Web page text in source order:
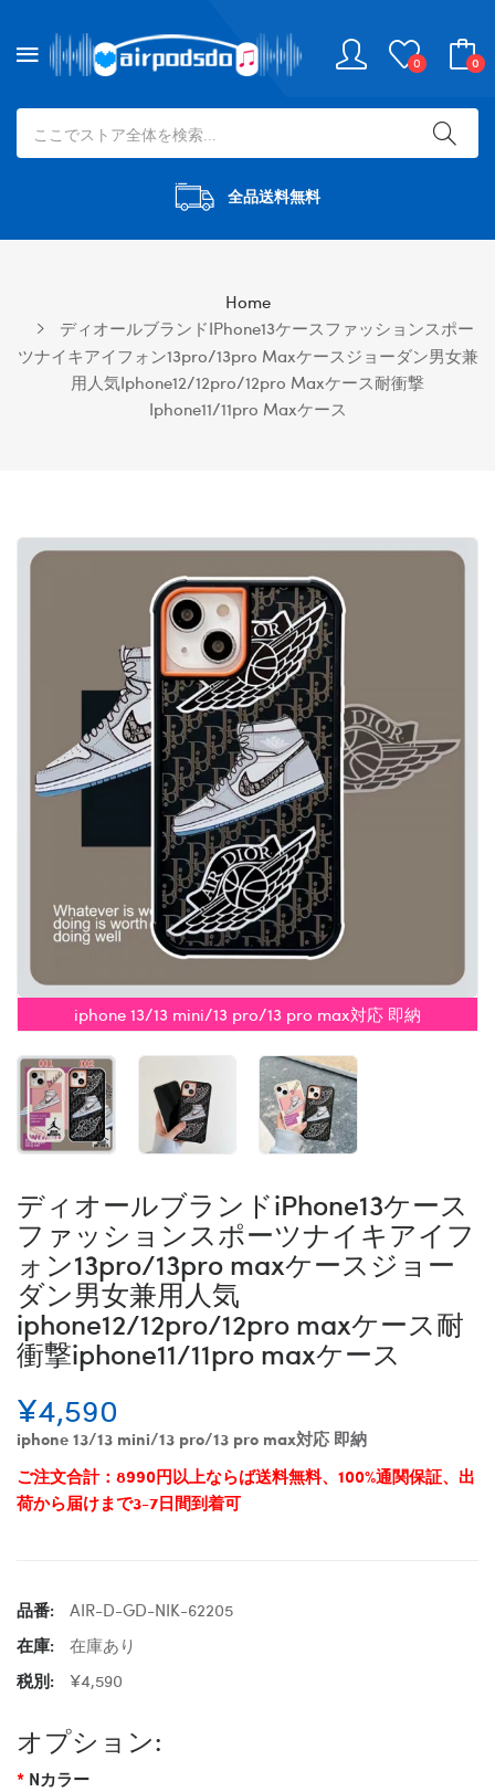
0 0
全品送料無料
Home
ディオールブランドiPhone13ケースファッションスポー
ツナイキアイフォン13pro/13pro Maxケースジョーダン男女兼
用人気iphone12/12pro/12pro Maxケース耐衝撃
Iphone11/11pro Maxケース
iphone 13/13 mini/13 pro/13 pro max対応 即納
ディオールブランドiPhone13ケース
ファッションスポーツナイキアイフ
ォン13pro/13pro maxケースジョー
ダン男女兼用人気
iphone12/12pro/12pro maxケース耐
衝撃iphone11/11pro maxケース
¥4,590
iphone 13/13 mini/13 pro/13 pro max対応 即納
ご注文合計：8990円以上ならば送料無料、100%通関保証、出
荷から届けまで3-7日間到着可
品番:
AIR-D-GD-NIK-62205
在庫:
在庫あり
税別:
¥4,590
オプション:
Nカラー